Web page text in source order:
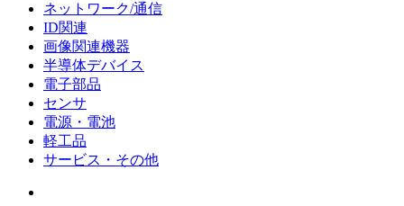
ネットワーク/通信
ID関連
画像関連機器
半導体デバイス
電子部品
センサ
電源・電池
軽工品
サービス・その他